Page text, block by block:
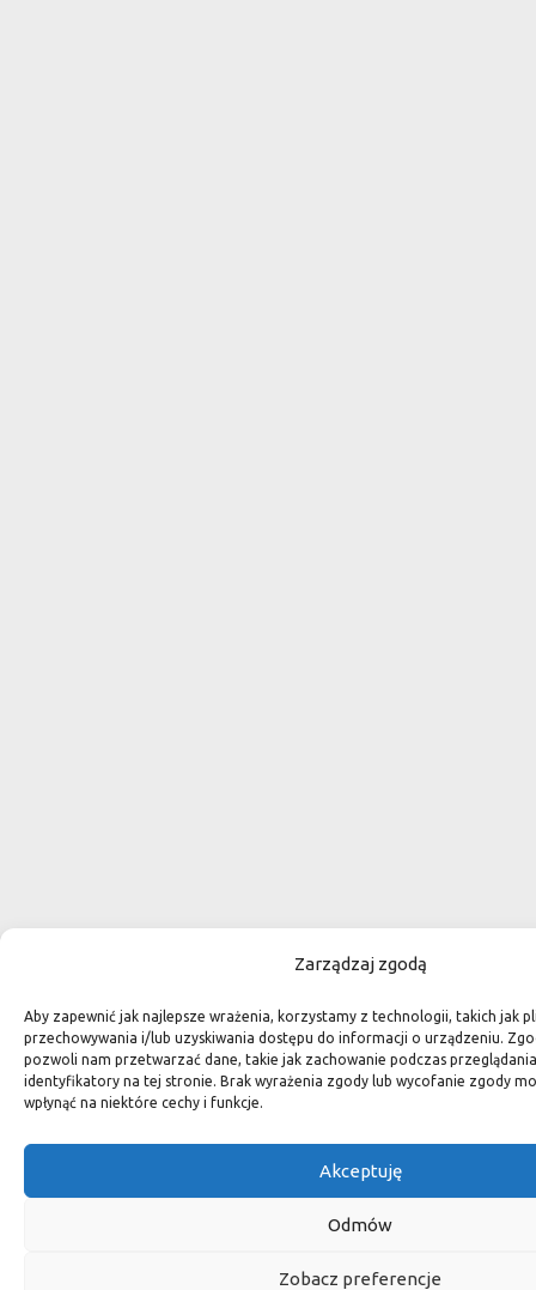
Zarządzaj zgodą
Aby zapewnić jak najlepsze wrażenia, korzystamy z technologii, takich jak
przechowywania i/lub uzyskiwania dostępu do informacji o urządzeniu.
pozwoli nam przetwarzać dane, takie jak zachowanie podczas
identyfikatory na tej stronie. Brak wyrażenia zgody lub wycofanie zgody
wpłynąć na niektóre cechy i funkcje.
Akceptuję
Odmów
Zobacz preferencje